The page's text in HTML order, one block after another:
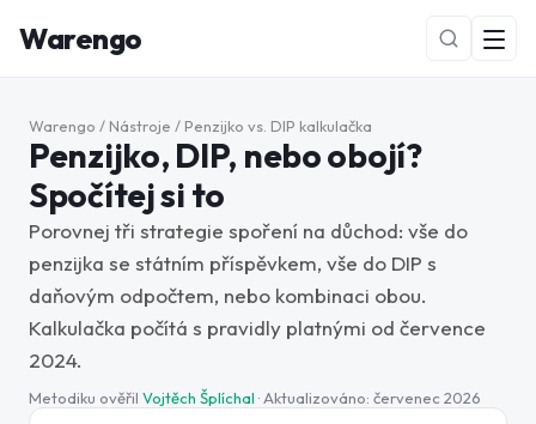
Warengo
NOVÉ
Warengo / Nástroje / Penzijko vs. DIP kalkulačka
Penzijko, DIP, nebo obojí?
Spočítej si to
Porovnej tři strategie spoření na důchod: vše do
penzijka se státním příspěvkem, vše do DIP s
daňovým odpočtem, nebo kombinaci obou.
Kalkulačka počítá s pravidly platnými od července
2024.
Metodiku ověřil Vojtěch Šplíchal · Aktualizováno: červenec 2026